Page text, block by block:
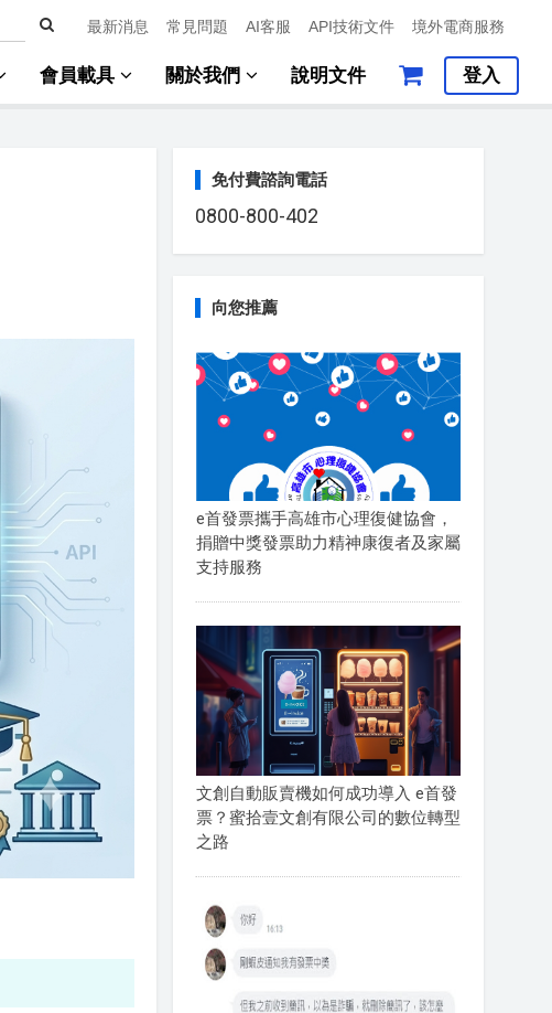
最新消息 常見問題 AI客服 API技術文件 境外電商服務
會員載具 關於我們 說明文件 登入
免付費諮詢電話
0800-800-402
向您推薦
e首發票攜手高雄市心理復健協會，
捐贈中獎發票助力精神康復者及家屬
支持服務
文創自動販賣機如何成功導入 e首發
票？蜜拾壹文創有限公司的數位轉型
之路